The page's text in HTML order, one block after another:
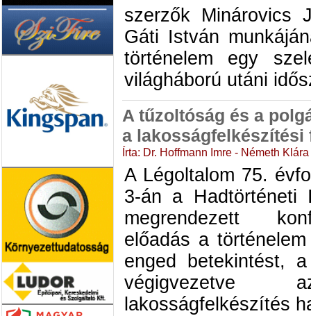
szerzők Minárovics
Gáti István
történelem egy
világháború utáni
A tűzoltóság és a
a lakosságfelkészítési
Írta: Dr. Hoffmann Imre - Németh
A Légoltalom 75.
3-án a Hadtörténeti
megrendezett
előadás a
enged betekintést,
lakosságfelkészítés